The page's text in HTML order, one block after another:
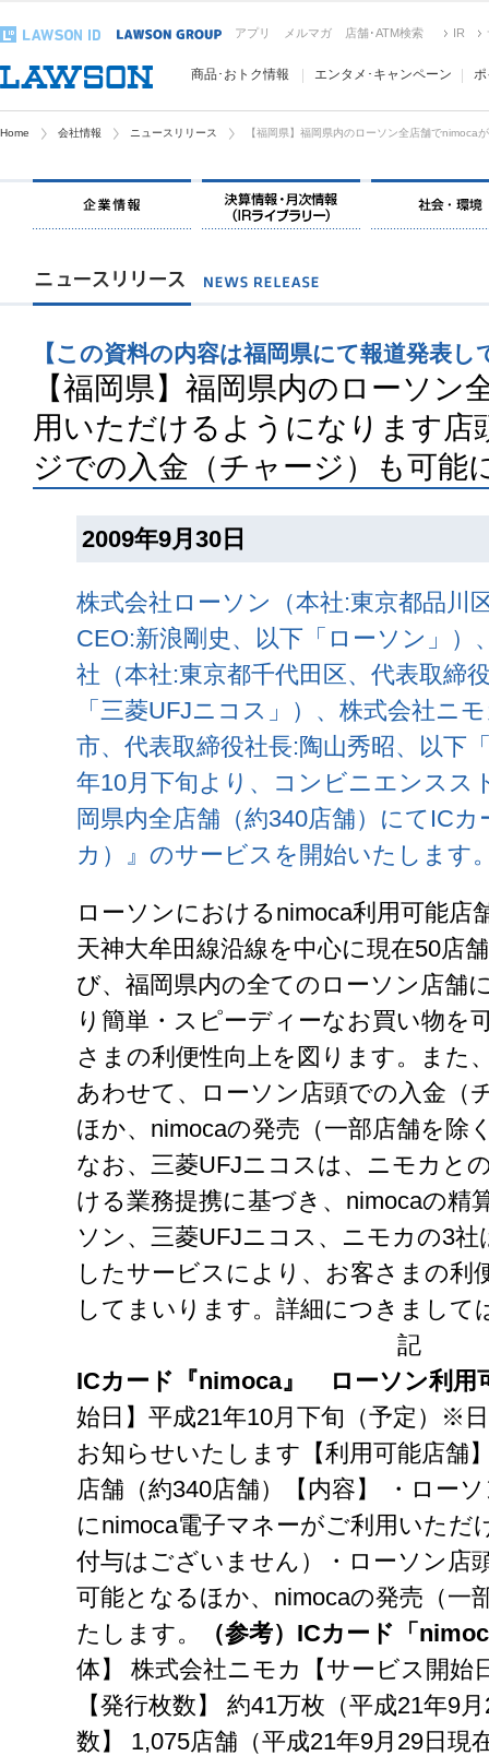
アプリ メルマガ 店舗･ATM検索 IR
商品･おトク情報 エンタメ･キャンペーン
Home 会社情報 ニュースリリース 【福岡県】福岡県内のローソン全店舗でnimoca
【この資料の内容は福岡県にて報道発表し
【福岡県】福岡県内のローソン
用いただけるようになります店
ジでの入金（チャージ）も可能
2009年9月30日
株式会社ローソン（本社:東京都品川
CEO:新浪剛史、以下「ローソン」）
社（本社:東京都千代田区、代表取締
「三菱UFJニコス」）、株式会社ニ
市、代表取締役社長:陶山秀昭、以下
年10月下旬より、コンビニエンスス
岡県内全店舗（約340店舗）にてIC
カ）』のサービスを開始いたします
ローソンにおけるnimoca利用可能店
天神大牟田線沿線を中心に現在50店
び、福岡県内の全てのローソン店舗
り簡単・スピーディーなお買い物を
さまの利便性向上を図ります。また
あわせて、ローソン店頭での入金（
ほか、nimocaの発売（一部店舗を除
なお、三菱UFJニコスは、ニモカと
ける業務提携に基づき、nimocaの精
ソン、三菱UFJニコス、ニモカの3
したサービスにより、お客さまの利
してまいります。詳細につきまして
記
ICカード『nimoca』 ローソン利用
始日】平成21年10月下旬（予定）※
お知らせいたします【利用可能店舗
店舗（約340店舗）【内容】 ・ロー
にnimoca電子マネーがご利用いただ
付与はございません）・ローソン店
可能となるほか、nimocaの発売（一
たします。
（参考）ICカード「
体】 株式会社ニモカ【サービス開始
【発行枚数】 約41万枚（平成21年9
数】 1,075店舗（平成21年9月29日現